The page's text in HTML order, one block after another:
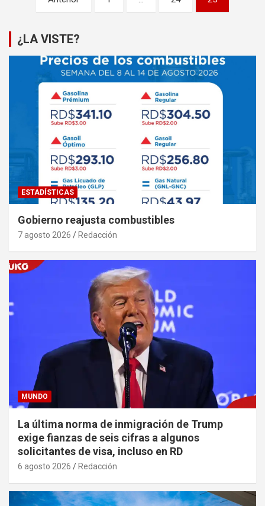
entradas
¿LA VISTE?
ESTADÍSTICAS
Gobierno reajusta combustibles
7 agosto 2026 Redacción
MUNDO
La última norma de inmigración de Trump
exige fianzas de seis cifras a algunos
solicitantes de visa, incluso en RD
6 agosto 2026 Redacción